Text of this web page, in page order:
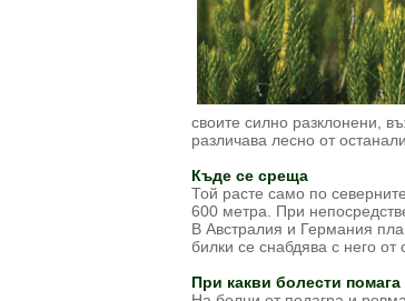
своите силно разклонени,
различава лесно от
Къде се среща
Той расте само по
600 метра. При
В Австралия и Германия
билки се снабдява с него от
При какви болести помага